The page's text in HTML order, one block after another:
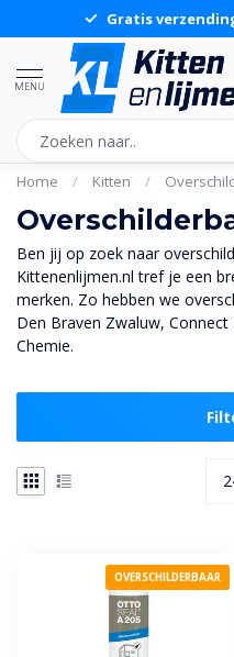
Groot
MENU
Home / Kitten /
Ben jij op zoek naar
Kittenenlijmen.nl tref je een
merken. Zo hebben we
Den Braven Zwaluw,
Chemie.
OVERSCHILDERBAAR